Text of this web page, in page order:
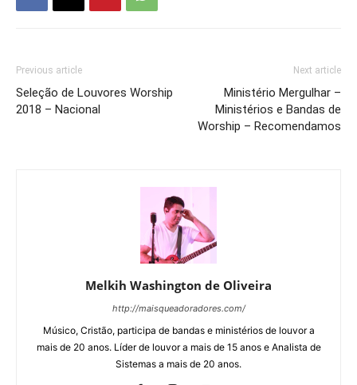
Previous article
Seleção de Louvores Worship
2018 – Nacional
Next article
Ministério Mergulhar –
Ministérios e Bandas de
Worship – Recomendamos
Melkih Washington de Oliveira
http://maisqueadoradores.com/
Músico, Cristão, participa de bandas e ministérios de louvor a
mais de 20 anos. Líder de louvor a mais de 15 anos e Analista de
Sistemas a mais de 20 anos.